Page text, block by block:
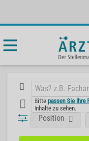
Bittepassen Sie Ihre
Inhalte zu sehen.
Position